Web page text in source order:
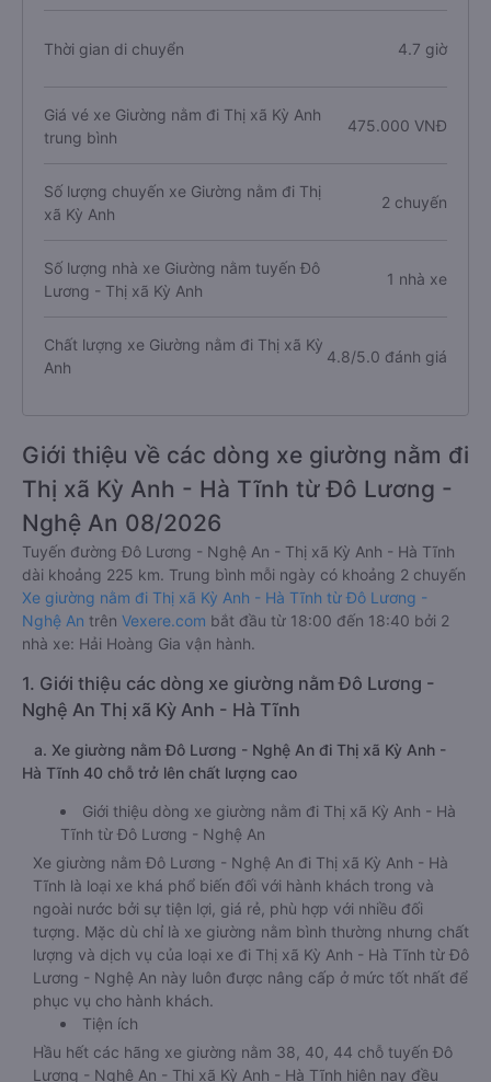
Thời gian di chuyển 4.7 giờ
Giá vé xe Giường nằm đi Thị xã Kỳ Anh
trung bình
475.000 VNĐ
Số lượng chuyến xe Giường nằm đi Thị
xã Kỳ Anh
2 chuyến
Số lượng nhà xe Giường nằm tuyến Đô
Lương - Thị xã Kỳ Anh
1 nhà xe
Chất lượng xe Giường nằm đi Thị xã Kỳ
Anh
4.8/5.0 đánh giá
Giới thiệu về các dòng xe giường nằm đi
Thị xã Kỳ Anh - Hà Tĩnh từ Đô Lương -
Nghệ An 08/2026
Tuyến đường Đô Lương - Nghệ An - Thị xã Kỳ Anh - Hà Tĩnh
dài khoảng 225 km. Trung bình mỗi ngày có khoảng 2 chuyến
Xe giường nằm đi Thị xã Kỳ Anh - Hà Tĩnh từ Đô Lương -
Nghệ An trên Vexere.com bắt đầu từ 18:00 đến 18:40 bởi 2
nhà xe: Hải Hoàng Gia vận hành.
1. Giới thiệu các dòng xe giường nằm Đô Lương -
Nghệ An Thị xã Kỳ Anh - Hà Tĩnh
a. Xe giường nằm Đô Lương - Nghệ An đi Thị xã Kỳ Anh -
Hà Tĩnh 40 chỗ trở lên chất lượng cao
Giới thiệu dòng xe giường nằm đi Thị xã Kỳ Anh - Hà
Tĩnh từ Đô Lương - Nghệ An
Xe giường nằm Đô Lương - Nghệ An đi Thị xã Kỳ Anh - Hà
Tĩnh là loại xe khá phổ biến đối với hành khách trong và
ngoài nước bởi sự tiện lợi, giá rẻ, phù hợp với nhiều đối
tượng. Mặc dù chỉ là xe giường nằm bình thường nhưng chất
lượng và dịch vụ của loại xe đi Thị xã Kỳ Anh - Hà Tĩnh từ Đô
Lương - Nghệ An này luôn được nâng cấp ở mức tốt nhất để
phục vụ cho hành khách.
Tiện ích
Hầu hết các hãng xe giường nằm 38, 40, 44 chỗ tuyến Đô
Lương - Nghệ An - Thị xã Kỳ Anh - Hà Tĩnh hiện nay đều